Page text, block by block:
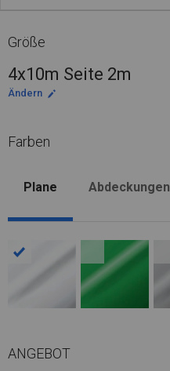
Größe
4x10m Seite 2m
Ändern
Farben
Plane Abdeckungen
ANGEBOT